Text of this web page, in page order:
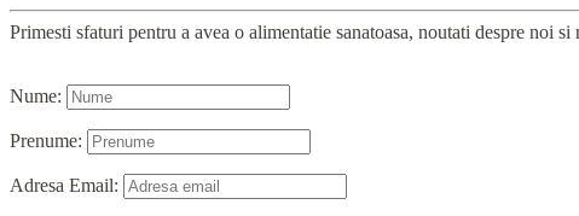
Primesti sfaturi pentru a avea o alimentatie sanatoasa, noutati despre noi
Nume:
Prenume:
Adresa Email: